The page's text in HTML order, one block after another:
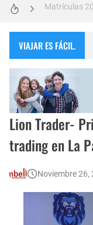
Salud
VIAJAR ES FÁCIL.
Lion Trader-
trading en La
Noviembre 26,